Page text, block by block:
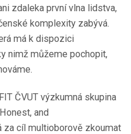
zdaleka první vlna lidstva,
komplexity zabývá.
má k dispozici
nimž můžeme pochopit,
ČVUT výzkumná skupina
and
za cíl multioborově zkoumat